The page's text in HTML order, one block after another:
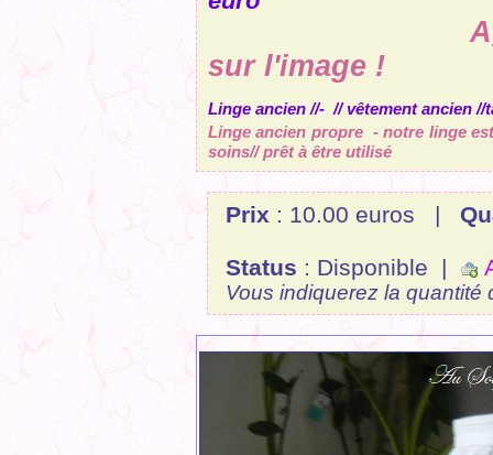
Agrandir
sur l'image !
Linge ancien //- // vêtement ancien //
Linge ancien propre - notre linge
soins// prêt à être utilisé
Prix : 10.00 euros |
Status : Disponible |
Vous indiquerez la quantité